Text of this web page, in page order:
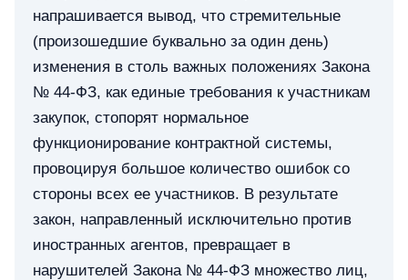
напрашивается вывод, что стремительные
(произошедшие буквально за один день)
изменения в столь важных положениях Закона
№ 44-ФЗ, как единые требования к участникам
закупок, стопорят нормальное
функционирование контрактной системы,
провоцируя большое количество ошибок со
стороны всех ее участников. В результате
закон, направленный исключительно против
иностранных агентов, превращает в
нарушителей Закона № 44-ФЗ множество лиц,